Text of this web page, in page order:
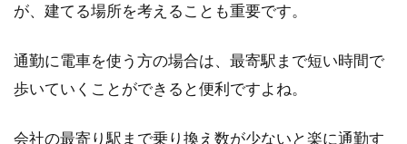
大阪市のマンション事情
が、建てる場所を考えることも重要です。
通勤に電車を使う方の場合は、最寄駅まで短い時間で
歩いていくことができると便利ですよね。
会社の最寄り駅まで乗り換え数が少ないと楽に通勤す